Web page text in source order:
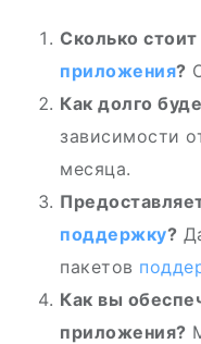
Сколько стоит
приложения?
Как долго
зависимости
месяца.
поддержку?
пакетов
Как вы
приложения?